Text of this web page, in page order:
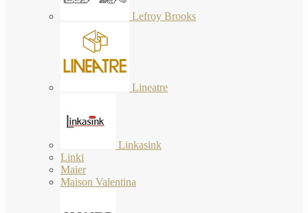
Lefroy Brooks
Lineatre
Linkasink
Linki
Maier
Maison Valentina